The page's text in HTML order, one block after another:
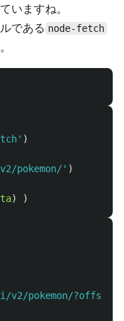
いますね。
である node-fetch
' )
pokemon/' )
) )
pokemon/